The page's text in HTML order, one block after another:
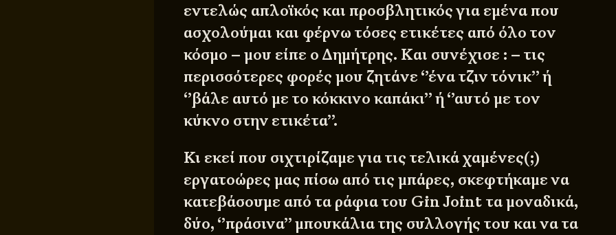
εντελώς απλοϊκός και προσβλητικός για εμένα που
ασχολούμαι και φέρνω τόσες ετικέτες από όλο τον
κόσμο – μου είπε ο Δημήτρης. Και συνέχισε : – τις
περισσότερες φορές μου ζητάνε ‘’ένα τζιν τόνικ’’ ή
‘’βάλε αυτό με το κόκκινο καπάκι’’ ή ‘’αυτό με τον
κύκνο στην ετικέτα’’.
Κι εκεί που σιχτιρίζαμε για τις τελικά χαμένες(;)
εργατοώρες μας πίσω από τις μπάρες, σκεφτήκαμε να
κατεβάσουμε από τα ράφια του Gin Joint τα μοναδικά,
δύο, ‘’πράσινα’’ μπουκάλια της συλλογής του και να τα